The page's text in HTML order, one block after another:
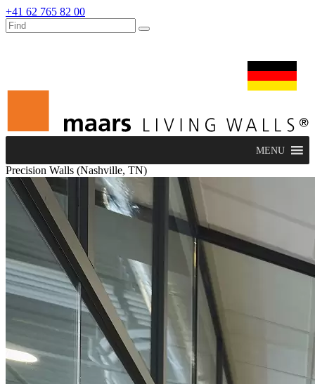
+41 62 765 82 00
MENU
Precision Walls (Nashville, TN)